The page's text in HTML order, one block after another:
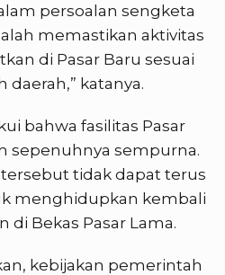
persoalan sengketa
memastikan aktivitas
di Pasar Baru sesuai
katanya.
bahwa fasilitas Pasar
sepenuhnya sempurna.
tidak dapat terus
menghidupkan kembali
di Bekas Pasar Lama.
kebijakan pemerintah